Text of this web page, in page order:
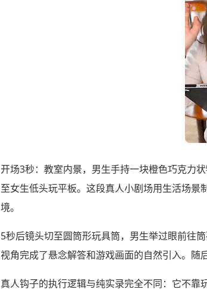
开场3秒：教室内景，男生手持一块橙色巧克力
至女生低头玩平板。这段真人小剧场用生活场
境。
5秒后镜头切至圆筒形玩具筒，男生举过眼前
视角完成了悬念解答和游戏画面的自然引入。随
真人钩子的执行逻辑与纯实录完全不同：它不